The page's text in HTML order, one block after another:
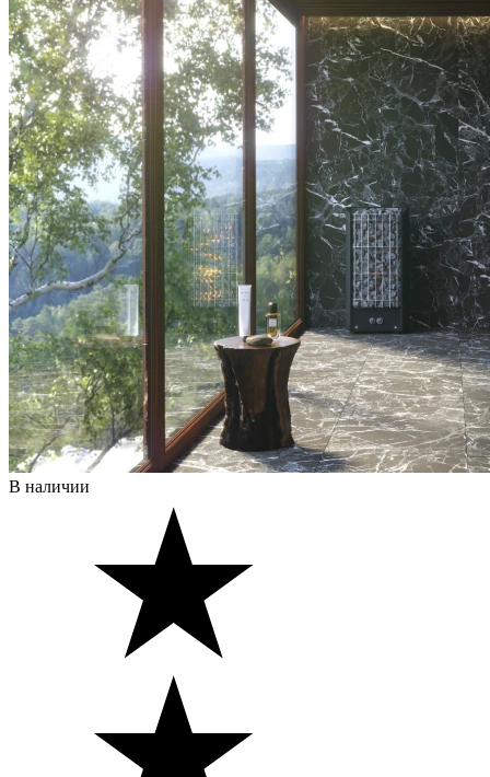
В наличии